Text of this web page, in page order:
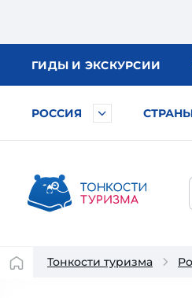
ГИДЫ И ЭКСКУРСИИ
РОССИЯ
Тонкости туризма